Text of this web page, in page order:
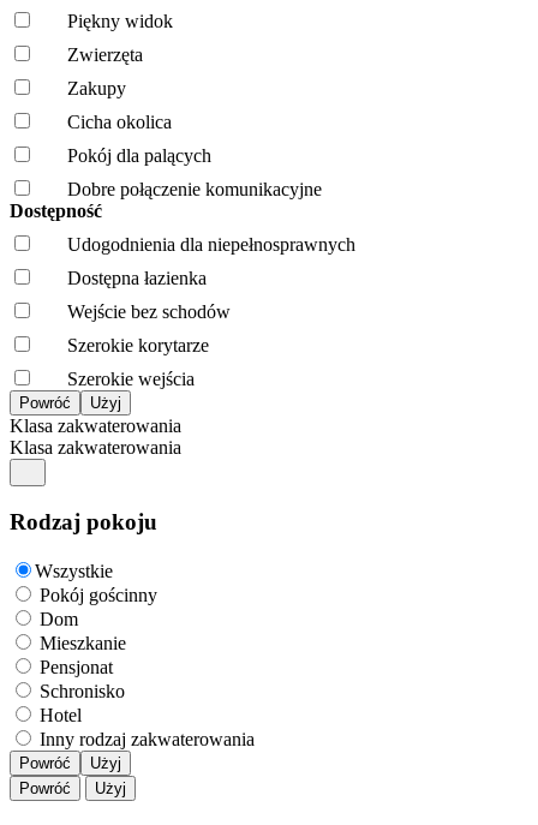
Piękny widok
Zwierzęta
Zakupy
Cicha okolica
Pokój dla palących
Dobre połączenie komunikacyjne
Dostępność
Udogodnienia dla niepełnosprawnych
Dostępna łazienka
Wejście bez schodów
Szerokie korytarze
Szerokie wejścia
Klasa zakwaterowania
Klasa zakwaterowania
Rodzaj pokoju
Wszystkie
Pokój gościnny
Dom
Mieszkanie
Pensjonat
Schronisko
Hotel
Inny rodzaj zakwaterowania
Powróć
Użyj
Powróć
Użyj